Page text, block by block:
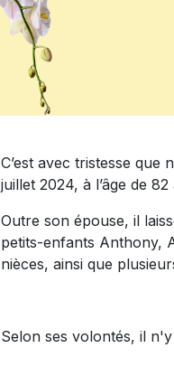
C’est avec tristesse
juillet 2024, à l’âge de
Outre son épouse, il
petits-enfants Anthony,
nièces, ainsi que
Selon ses volontés, il